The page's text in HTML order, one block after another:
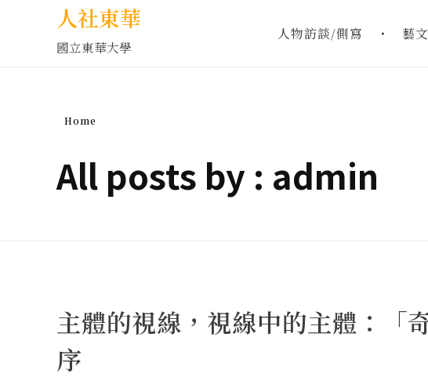
人社東華
國立東華大學
人物訪談/側寫 藝
Home
All posts by : admin
主體的視線，視線中的主體：「
序